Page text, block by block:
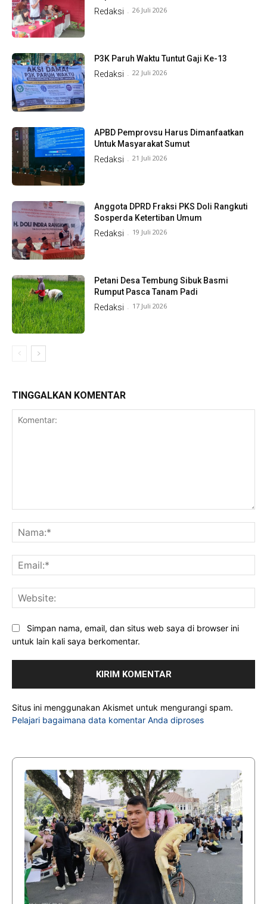
Redaksi - 26 Juli 2026
P3K Paruh Waktu Tuntut Gaji Ke-13
Redaksi - 22 Juli 2026
APBD Pemprovsu Harus Dimanfaatkan
Untuk Masyarakat Sumut
Redaksi - 21 Juli 2026
Anggota DPRD Fraksi PKS Doli Rangkuti
Sosperda Ketertiban Umum
Redaksi - 19 Juli 2026
Petani Desa Tembung Sibuk Basmi
Rumput Pasca Tanam Padi
Redaksi - 17 Juli 2026
TINGGALKAN KOMENTAR
Simpan nama, email, dan situs web saya di browser ini
untuk lain kali saya berkomentar.
Situs ini menggunakan Akismet untuk mengurangi spam.
Pelajari bagaimana data komentar Anda diproses